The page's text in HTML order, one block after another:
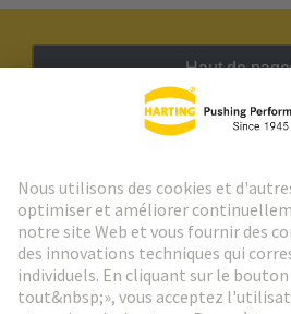
Haut de page
Aller à l'inscription